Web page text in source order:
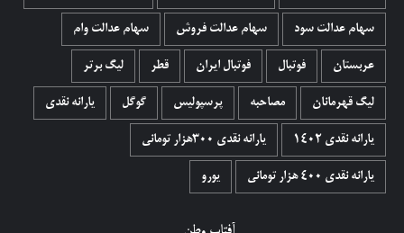
سهام عدالت سود سهام عدالت فروش سهام عدالت وام
عربستان فوتبال فوتبال ایران قطر لیگ برتر
لیگ قهرمانان مصاحبه پرسپولیس گوگل یارانه نقدی
یارانه نقدی 1402 یارانه نقدی ۳۰۰هزار تومانی
یارانه نقدی ۴۰۰ هزار تومانی یورو